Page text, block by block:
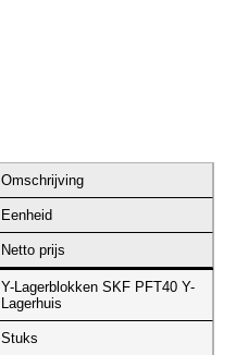
Omschrijving
Eenheid
Netto prijs
Y-Lagerblokken SKF PFT40 Y-
Lagerhuis
Stuks